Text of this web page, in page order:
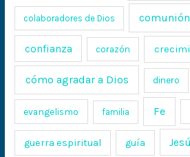
colaboradores de Dios
confianza corazón
cómo agradar a Dios dinero
evangelismo familia Fe
guerra espiritual guía